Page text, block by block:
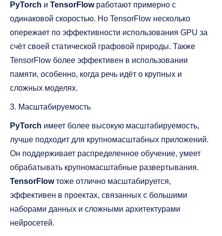
PyTorch и TensorFlowработают примерно с
одинаковой скоростью. Но TensorFlow несколько
опережает по эффективности использования GPU за
счёт своей статической графовой природы. Также
TensorFlow более эффективен в использовании
памяти, особенно, когда речь идёт о крупных и
сложных моделях.
3. Масштабируемость
PyTorch имеет более высокую масштабируемость,
лучше подходит для крупномасштабных приложений.
Он поддерживает распределенное обучение, умеет
обрабатывать крупномасштабные развертывания.
TensorFlowтоже отлично масштабируется,
эффективен в проектах, связанных с большими
наборами данных и сложными архитектурами
нейросетей.